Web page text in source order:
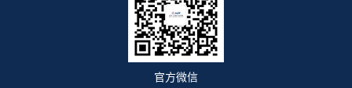
官方微信